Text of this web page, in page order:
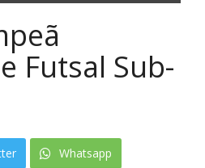
Futsal Sub-
Whatsapp